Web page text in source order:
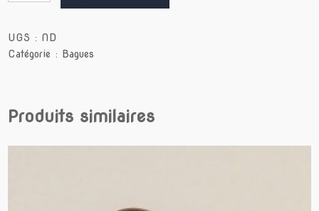
TRIANGLE
UGS : ND
Catégorie : Bagues
Produits similaires